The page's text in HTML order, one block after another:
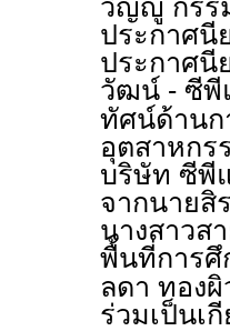
วิญญู กรร
ประกาศนี
ประกาศนี
วัฒน์ - ซีพี
ทัศน์ด้านก
อุตสาหก
บริษัท ซีพี
จากนายสิ
นางสาวส
พื้นที่การศึ
ลดา ทอง
ร่วมเป็นเ